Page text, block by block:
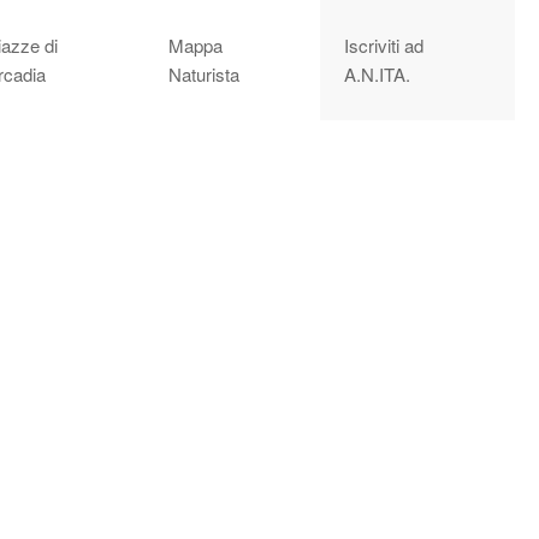
di
Mappa
Naturista
Iscriviti ad
A.N.ITA.